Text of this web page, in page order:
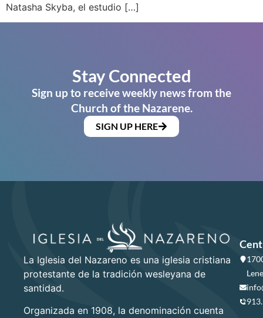
Natasha Skyba, el estudio […]
Stay Connected
Sign up to receive weekly news from the
Church of the Nazarene.
SIGN UP HERE
La Iglesia del Nazareno es una iglesia cristiana
protestante de la tradición wesleyana de
santidad.
Organizada en 1908, la denominación cuenta